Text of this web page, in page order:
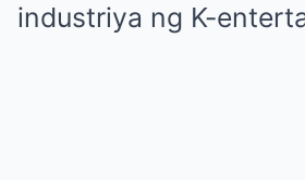
industriya ng K-